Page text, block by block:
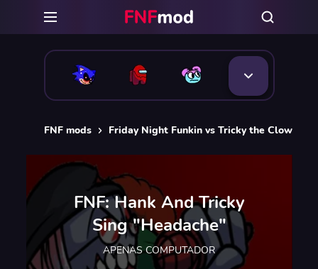
FNF mods Friday Night Funkin vs Tricky the Clown
FNF: Hank And Tricky
Sing "Headache"
APENAS COMPUTADOR